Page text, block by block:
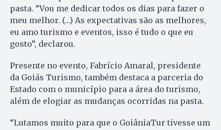
pasta. “Vou me dedicar todos os dias para fazer o
meu melhor. (…) As expectativas são as melhores,
eu amo turismo e eventos, isso é tudo o que eu
gosto”, declarou.
Presente no evento, Fabrício Amaral, presidente
da Goiás Turismo, também destaca a parceria do
Estado com o município para a área do turismo,
além de elogiar as mudanças ocorridas na pasta.
“Lutamos muito para que o GoiâniaTur tivesse um